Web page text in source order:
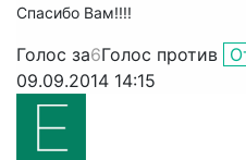
Спасибо Вам!!!!
Голос за6Голос против
09.09.2014 14:15